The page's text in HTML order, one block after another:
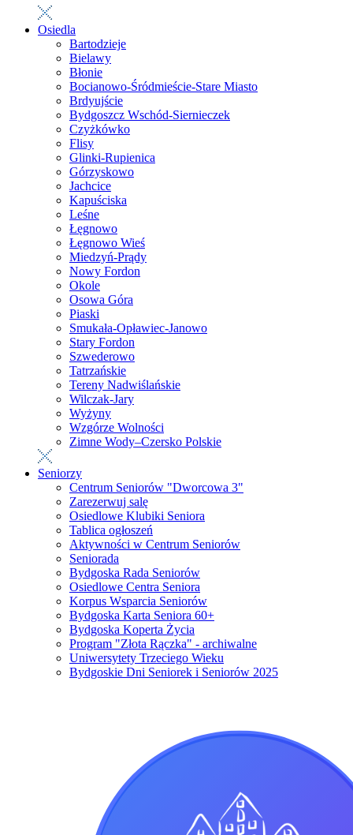
Osiedla
Bartodzieje
Bielawy
Błonie
Bocianowo-Śródmieście-Stare Miasto
Brdyujście
Bydgoszcz Wschód-Siernieczek
Czyżkówko
Flisy
Glinki-Rupienica
Górzyskowo
Jachcice
Kapuściska
Leśne
Łęgnowo
Łęgnowo Wieś
Miedzyń-Prądy
Nowy Fordon
Okole
Osowa Góra
Piaski
Smukała-Opławiec-Janowo
Stary Fordon
Szwederowo
Tatrzańskie
Tereny Nadwiślańskie
Wilczak-Jary
Wyżyny
Wzgórze Wolności
Zimne Wody–Czersko Polskie
Seniorzy
Centrum Seniorów "Dworcowa 3"
Zarezerwuj salę
Osiedlowe Klubiki Seniora
Tablica ogłoszeń
Aktywności w Centrum Seniorów
Seniorada
Bydgoska Rada Seniorów
Osiedlowe Centra Seniora
Korpus Wsparcia Seniorów
Bydgoska Karta Seniora 60+
Bydgoska Koperta Życia
Program "Złota Rączka" - archiwalne
Uniwersytety Trzeciego Wieku
Bydgoskie Dni Seniorek i Seniorów 2025